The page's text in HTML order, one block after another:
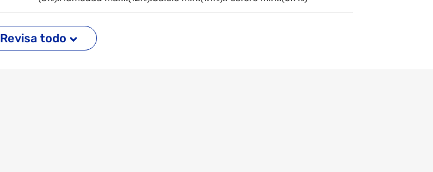
La informacion brindada es referencial. La ración diaria puede variar
dependiendo de la edad y peso de tu mascota. Hasta 2.5kg de peso:
Revisa todo